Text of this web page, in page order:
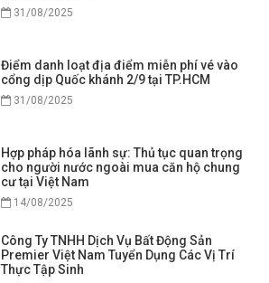
31/08/2025
Điểm danh loạt địa điểm miễn phí vé vào
cổng dịp Quốc khánh 2/9 tại TP.HCM
31/08/2025
Hợp pháp hóa lãnh sự: Thủ tục quan trọng
cho người nước ngoài mua căn hộ chung
cư tại Việt Nam
14/08/2025
Công Ty TNHH Dịch Vụ Bất Động Sản
Premier Việt Nam Tuyển Dụng Các Vị Trí
Thực Tập Sinh